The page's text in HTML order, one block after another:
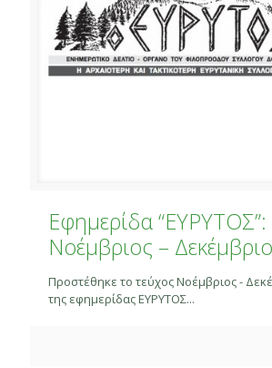
Εφημερίδα “ΕΥΡΥΤΟΣ”:
Νοέμβριος –
Προστέθηκε το τεύχος Νοέμβριος -
της εφημερίδας ΕΥΡΥΤΟΣ...